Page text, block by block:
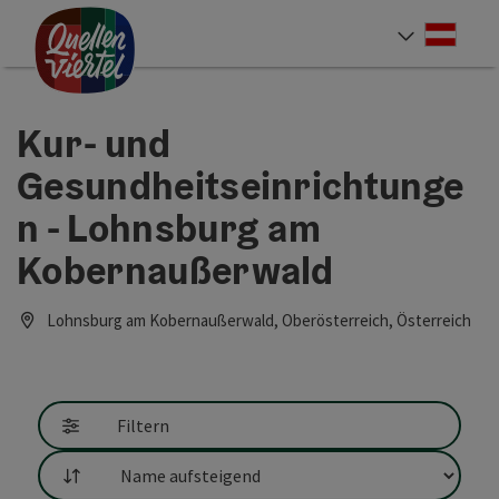
Zum Inhalt
Zur Navigation
Zum Seitenanfang
Kur- und
Gesundheitseinrichtunge
n - Lohnsburg am
Kobernaußerwald
Lohnsburg am Kobernaußerwald, Oberösterreich, Österreich
Filtern
Sortierung